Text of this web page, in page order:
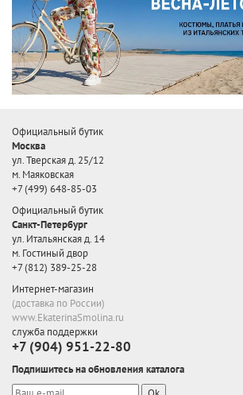
Официальный бутик
Москва
ул. Тверская д. 25/12
м. Маяковская
+7 (499) 648-85-03
Официальный бутик
Санкт-Петербург
ул. Итальянская д. 14
м. Гостиный двор
+7 (812) 389-25-28
Интернет-магазин
(доставка по России)
www.EkaterinaSmolina.ru
служба поддержки
+7 (904) 951-22-80
Подпишитесь на обновления каталога